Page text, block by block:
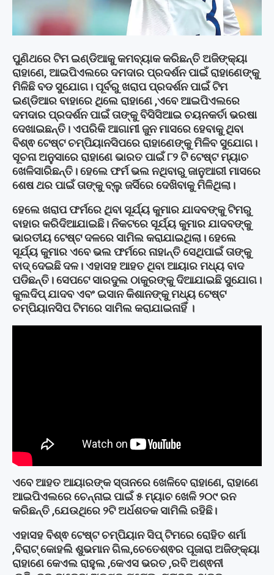
ପୁଣିଥରେ ଟିମ ଇଣ୍ଡିଆକୁ କମବ୍ୟାକ କରିଛନ୍ତି ଅଜିଙ୍କ୍ୟା
ରାହାଣେ, ଆଇପିଏଲରେ ଦମଦାର ପ୍ରଦର୍ଶନ ପାଇଁ ରାହାଣେଙ୍କୁ
ମିଳିଛି ବଡ ସୁଯୋଗ। ପୂର୍ବରୁ ଖରାପ ପ୍ରଦର୍ଶନ ପାଇଁ ଟିମ
ଇଣ୍ଡିଆର ବାହାରେ ଥିଲେ ରାହାଣେ ,ଏବେ ଆଇପିଏଲରେ
ଦମଦାର ପ୍ରଦର୍ଶନ ପାଇଁ ତାଙ୍କୁ ବିସିସିଆଇ ଚୟନକର୍ତା ଭରଷା
ଦେଖାଇଛନ୍ତି। ଏପରିକି ଆଗାମୀ ଜୁନ ମାସରେ ହେବାକୁ ଥିବା
ବିଶ୍ଵ ଟେଷ୍ଟ ଚମ୍ପିୟାନସିପରେ ରାହାଣେଙ୍କୁ ମିଳିବ ସୁଯୋଗ।
ସୂଚନା ଅନୁସାରେ ରାହାଣେ ଭାରତ ପାଇଁ ୮୨ ଟି ଟେଷ୍ଟ ମ୍ୟାଚ
ଖେଳିସାରିଛନ୍ତି। ହେଲେ ଫର୍ମ ଭଲ ନଥିବାରୁ ଜାନୁଆରୀ ମାସରେ
ଶେଷ ଥର ପାଇଁ ତାଙ୍କୁ ବ୍ଲୁ ଜର୍ସିରେ ଦେଖିବାକୁ ମିଳିଥିଲା।
ହେଲେ ଖରାପ ଫର୍ମରେ ଥିବା ସୂର୍ଯ୍ୟ କୁମାର ଯାଦବଙ୍କୁ ଟିମରୁ
ବାହାର କରିଦିଆଯାଇଛି। ନିକଟରେ ସୂର୍ଯ୍ୟ କୁମାର ଯାଦବଙ୍କୁ
ଭାରତୀୟ ଟେଷ୍ଟ ଦଳରେ ସାମିଲ କରାଯାଇଥିଲା। ହେଲେ
ସୂର୍ଯ୍ୟ କୁମାର ଏବେ ଭଲ ଫର୍ମରେ ନାହାନ୍ତି ସେଥିପାଇଁ ତାଙ୍କୁ
ବାଦ୍ ଦେଇଛି ଦଳ। ଏହାସହ ଆହତ ଥିବା ଆୟାର ମଧ୍ୟ ବାଦ
ପଡିଛନ୍ତି। ସେପଟେ ସାରଦୁଲ ଠାକୁରଙ୍କୁ ଦିଆଯାଇଛି ସୁଯୋଗ।
କୁଲଦିପ୍ ଯାଦବ ଏବଂ ଇସାନ କିଶାନଙ୍କୁ ମଧ୍ୟ ଟେଷ୍ଟ
ଚମ୍ପିୟାନସିପ ଟିମରେ ସାମିଲ କରାଯାଇନାହିଁ ।
ଏବେ ଆହତ ଆୟାରଙ୍କ ସ୍ତାନରେ ଖେଳିବେ ରାହାଣେ, ରାହାଣେ
ଆଇପିଏଲରେ ଚେନ୍ନାଇ ପାଇଁ ୫ ମ୍ୟାଚ ଖେଳି ୨୦୯ ରନ
କରିଛନ୍ତି ,ଯେଉଥିରେ ୨ଟି ଅର୍ଧଶତକ ସାମିଲି ରହିଛି।
ଏହାସହ ବିଶ୍ଵ ଟେଷ୍ଟ ଚମ୍ପିୟାନ ସିପ୍ ଟିମରେ ରୋହିତ ଶର୍ମା
,ବିରାଟ୍ କୋହଲି ଶୁଭମାନ ଗିଲ,ଚେତେଶ୍ଵର ପୂଜାରା ଅଜିଙ୍କ୍ୟା
ରାହାଣେ କେଏଲ ରାହୁଲ ,କେଏସ ଭରତ ,ରବି ଅଶ୍ଵନୀ